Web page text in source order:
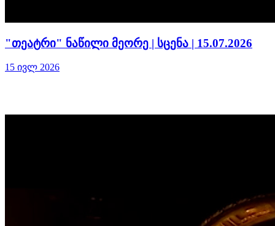
"თეატრი" ნაწილი მეორე | სცენა | 15.07.2026
15 ივლ 2026